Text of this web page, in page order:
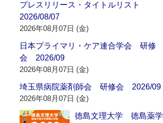
プレスリリース・タイトルリスト
2026/08/07
2026年08月07日 (金)
日本プライマリ・ケア連合学会 研修
会 2026/09
2026年08月07日 (金)
埼玉県病院薬剤師会 研修会 2026/09
2026年08月07日 (金)
徳島文理大学 徳島薬学